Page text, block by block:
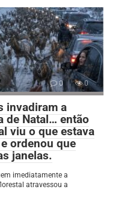
0 0
invadiram a
de Natal… então
viu o que estava
ordenou que
janelas.
imediatamente a
atravessou a